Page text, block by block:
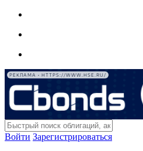
РЕКЛАМА • HTTPS://WWW.HSE.RU/
Войти Зарегистрироваться